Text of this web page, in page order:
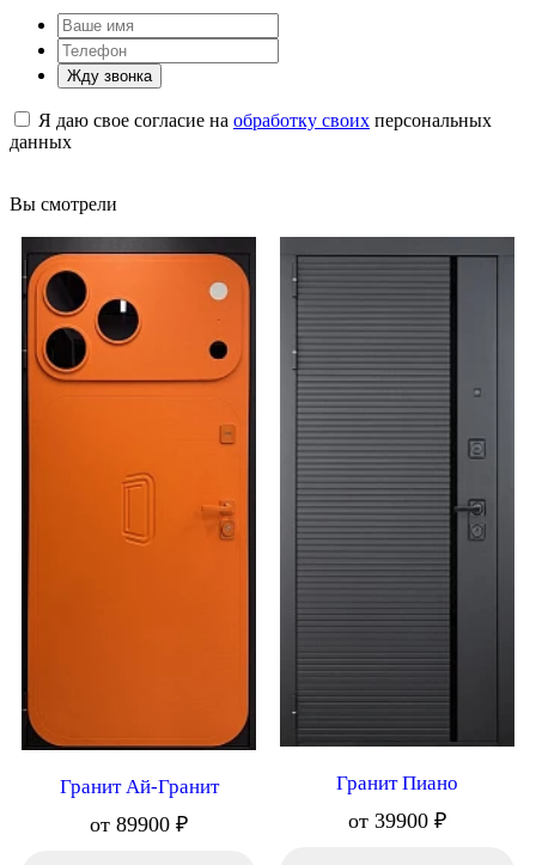
Жду звонка
Я даю свое согласие на обработку своих персональных
данных
Вы смотрели
Гранит Ай-Гранит
от 89900 ₽
Гранит Пиано
от 39900 ₽